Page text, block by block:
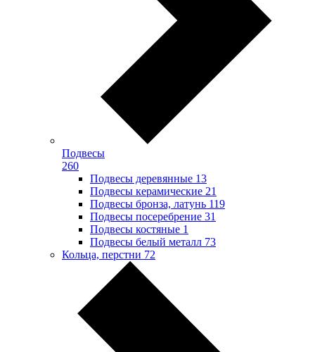
Подвесы
260
Подвесы деревянные 13
Подвесы керамические 21
Подвесы бронза, латунь 119
Подвесы посеребрение 31
Подвесы костяные 1
Подвесы белый металл 73
Кольца, перстни 72